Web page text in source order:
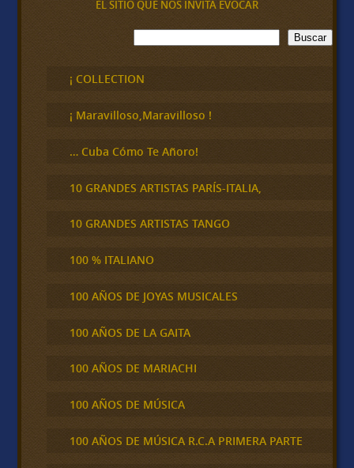
EL SITIO QUE NOS INVITA EVOCAR
B
u
c
a
Buscar
¡ COLLECTION
¡ Maravilloso,Maravilloso !
… Cuba Cómo Te Añoro!
10 GRANDES ARTISTAS PARÍS-ITALIA,
10 GRANDES ARTISTAS TANGO
100 % ITALIANO
100 AÑOS DE JOYAS MUSICALES
100 AÑOS DE LA GAITA
100 AÑOS DE MARIACHI
100 AÑOS DE MÚSICA
100 AÑOS DE MÚSICA R.C.A PRIMERA PARTE